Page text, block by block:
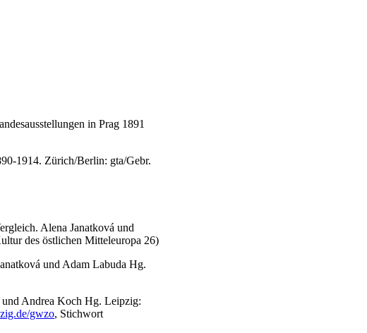
in Prag 1891
1914. Zürich/Berlin: gta/Gebr.
Alena Janatková und
des östlichen Mitteleuropa 26)
und Adam Labuda Hg.
und Andrea Koch Hg. Leipzig:
gwzo, Stichwort